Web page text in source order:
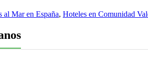
al Mar en España, Hoteles en Comunidad